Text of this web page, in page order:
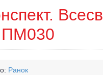
Ранок